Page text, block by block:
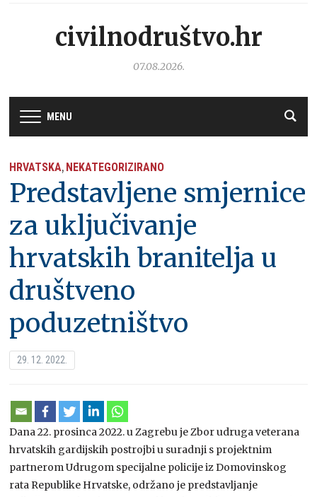
civilnodruštvo.hr
07.08.2026.
MENU
HRVATSKA, NEKATEGORIZIRANO
Predstavljene smjernice
za uključivanje
hrvatskih branitelja u
društveno
poduzetništvo
29. 12. 2022.
Dana 22. prosinca 2022. u Zagrebu je Zbor udruga veterana
hrvatskih gardijskih postrojbi u suradnji s projektnim
partnerom Udrugom specijalne policije iz Domovinskog
rata Republike Hrvatske, održano je predstavljanje